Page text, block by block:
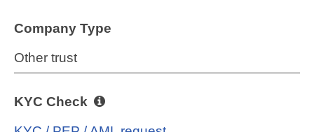
Company Type
Other trust
KYC Check